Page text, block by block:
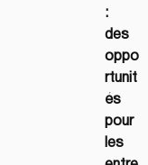
:
des
oppo
rtunit
és
pour
les